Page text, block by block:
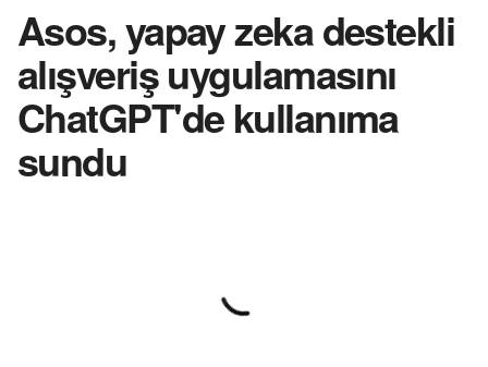
Asos, yapay zeka destekli
alışveriş uygulamasını
ChatGPT'de kullanıma
sundu